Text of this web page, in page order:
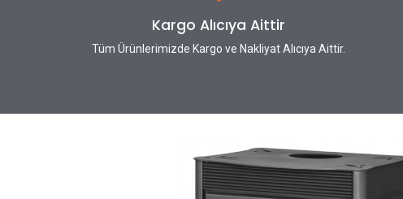
Kargo Alıcıya Aittir
Tüm Ürünlerimizde Kargo ve Nakliyat Alıcıya Aittir.